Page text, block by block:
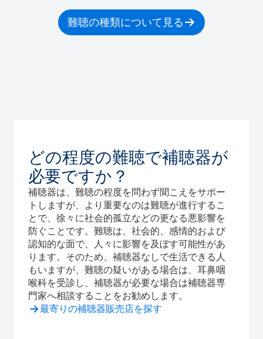
難聴の種類について見る
どの程度の難聴で補聴器が
必要ですか？
補聴器は、難聴の程度を問わず聞こえをサポー
トしますが、より重要なのは難聴が進行するこ
とで、徐々に社会的孤立などの更なる悪影響を
防ぐことです。難聴は、社会的、感情的および
認知的な面で、人々に影響を及ぼす可能性があ
ります。そのため、補聴器なしで生活できる人
もいますが、難聴の疑いがある場合は、耳鼻咽
喉科を受診し、補聴器が必要な場合は補聴器専
門家へ相談することをお勧めします。
最寄りの補聴器販売店を探す